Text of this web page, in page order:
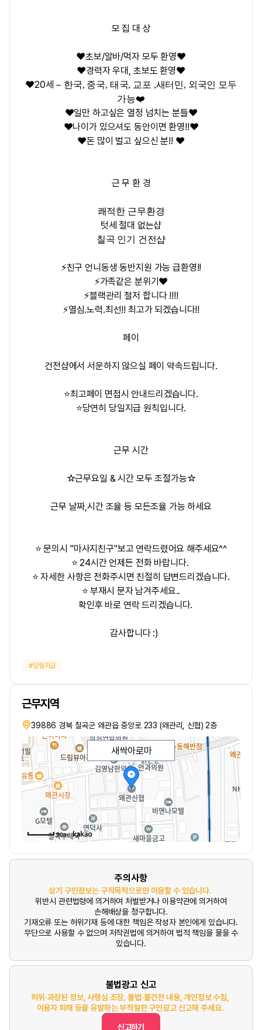
모 집 대 상
❤️초보/알바/먹자 모두 환영❤️
❤️경력자 우대, 초보도 환영❤️
❤️20세 ~ 한국, 중국, 태국, 교포 ,새터민, 외국인 모두
가능❤️
❤️일만 하고싶은 열정 넘치는 분들❤️
❤️나이가 있으셔도 동안이면 환영!!❤️
❤️돈 많이 벌고 싶으신 분!! ❤️
근 무 환 경
쾌적한 근무환경
텃세 절대 없는샵
칠곡 인기 건전샵
⚡친구 언니동생 동반지원 가능 급환영!!
⚡가족같은 분위기❤️
⚡블랙관리 철저 합니다 !!!!
⚡열심.노력.최선!! 최고가 되겠습니다!!
페이
건전샵에서 서운하지 않으실 페이 약속드립니다.
⭐️최고페이 면접시 안내드리겠습니다.
⭐️당연히 당일지급 원칙입니다.
근무 시간
☆근무요일 & 시간 모두 조절가능☆
근무 날짜,시간 조율 등 모든조율 가능 하세요
⭐ 문의시 "마사지친구"보고 연락드렸어요 해주세요^^
⭐ 24시간 언제든 전화 바랍니다.
⭐ 자세한 사항은 전화주시면 친절히 답변드리겠습니다.
⭐ 부재시 문자 남겨주세요..
확인후 바로 연락 드리겠습니다.
감사합니다 :)
당일지급
근무지역
39886 경북 칠곡군 왜관읍 중앙로 233 (왜관리, 신협) 2층
새싹아로마
50m
주의사항
상기 구인정보는 구직목적으로만 이용할 수 있습니다.
위반시 관련법령에 의거하여 처벌받거나 이용약관에 의거하여
손해배상을 청구합니다.
기재오류 또는 허위기재 등에 대한 책임은 작성자 본인에게 있습니다.
무단으로 사용할 수 없으며 저작권법에 의거하여 법적 책임을 물을 수
있습니다.
불법광고 신고
허위·과장된 정보, 사행심 조장, 불법·불건전 내용, 개인정보 수집,
이용자 피해 등을 유발하는 부적절한 구인광고 신고해 주세요.
신고하기